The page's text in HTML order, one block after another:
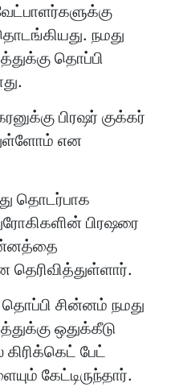
நமது
தொப்பி
பிரஷர் குக்கர்
என
தொடர்பாக
பிரஷரை
சின்னம் நமது
ஒதுக்கீடு
பேட்
கேட்டிருந்தார்.